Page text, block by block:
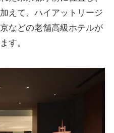
えて、ハイアットリージ
などの老舗高級ホテルが
す。